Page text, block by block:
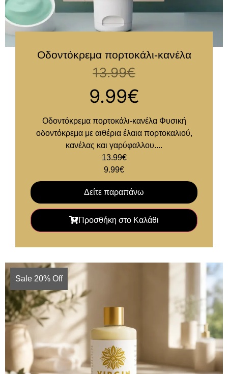
Οδοντόκρεμα πορτοκάλι-κανέλα
13.99€
9.99€
Οδοντόκρεμα πορτοκάλι-κανέλα Φυσική
οδοντόκρεμα με αιθέρια έλαια πορτοκαλιού,
κανέλας και γαρύφαλλου....
13.99€
9.99€
Δείτε παραπάνω
Προσθήκη στο Καλάθι
Sale 20% Off